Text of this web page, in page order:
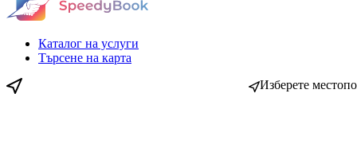
Каталог на услуги
Търсене на карта
Изберете